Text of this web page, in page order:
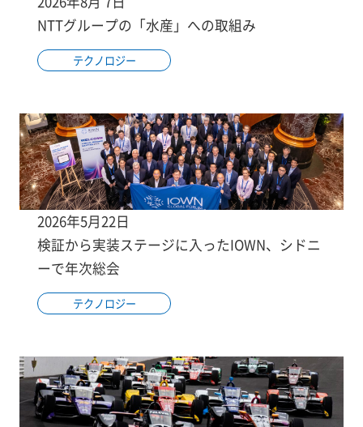
NTTグループの「水産」への取組み
テクノロジー
2026年5月22日
検証から実装ステージに入ったIOWN、シドニ
ーで年次総会
テクノロジー